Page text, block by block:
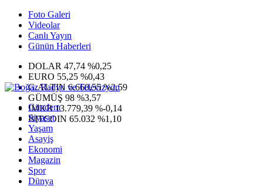
Foto Galeri
Videolar
Canlı Yayın
Günün Haberleri
DOLAR 47,74 %0,25
EURO 55,25 %0,43
G.ALTIN6.660,55 %2,59
GÜMÜŞ 98 %3,57
IMKB13.779,39 %-0,14
BITCOIN 65.032 %1,10
Gündem
Siyaset
Yaşam
Asayiş
Ekonomi
Magazin
Spor
Dünya